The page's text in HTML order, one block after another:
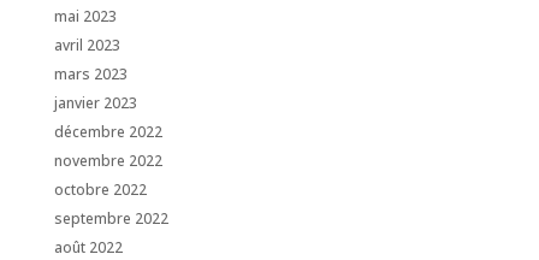
mai 2023
avril 2023
mars 2023
janvier 2023
décembre 2022
novembre 2022
octobre 2022
septembre 2022
août 2022